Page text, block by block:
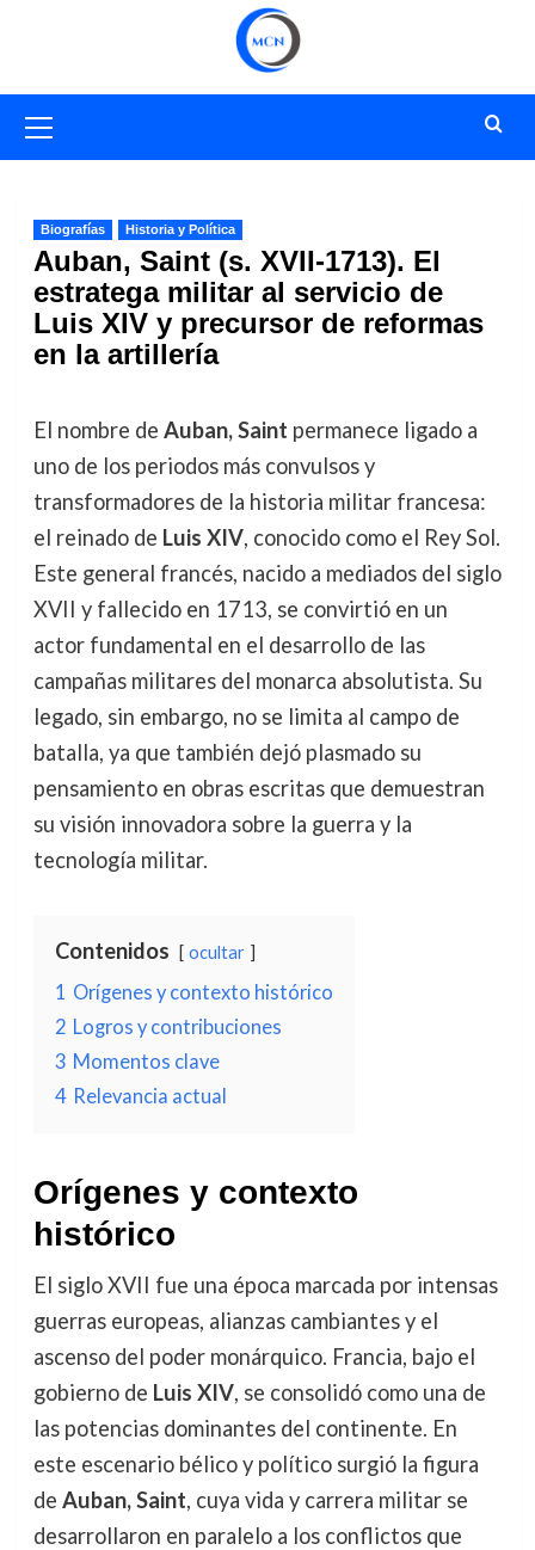
primario
Biografías Historia y Política
Auban, Saint (s. XVII-1713). El
estratega militar al servicio de
Luis XIV y precursor de reformas
en la artillería
El nombre de Auban, Saint permanece ligado a
uno de los periodos más convulsos y
transformadores de la historia militar francesa:
el reinado de Luis XIV, conocido como el Rey Sol.
Este general francés, nacido a mediados del siglo
XVII y fallecido en 1713, se convirtió en un
actor fundamental en el desarrollo de las
campañas militares del monarca absolutista. Su
legado, sin embargo, no se limita al campo de
batalla, ya que también dejó plasmado su
pensamiento en obras escritas que demuestran
su visión innovadora sobre la guerra y la
tecnología militar.
Contenidos ocultar
1 Orígenes y contexto histórico
2 Logros y contribuciones
3 Momentos clave
4 Relevancia actual
Orígenes y contexto
histórico
El siglo XVII fue una época marcada por intensas
guerras europeas, alianzas cambiantes y el
ascenso del poder monárquico. Francia, bajo el
gobierno de Luis XIV, se consolidó como una de
las potencias dominantes del continente. En
este escenario bélico y político surgió la figura
de Auban, Saint, cuya vida y carrera militar se
desarrollaron en paralelo a los conflictos que